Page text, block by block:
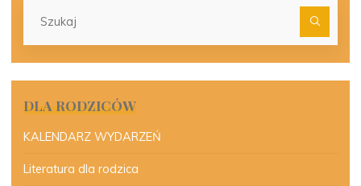
DLA RODZICÓW
KALENDARZ WYDARZEŃ
Literatura dla rodzica